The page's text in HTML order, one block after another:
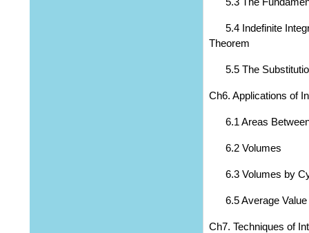
5.4 Indefinite
Theorem
5.5 The
Ch6. Applications of
6.1 Areas
6.2 Volumes
6.3 Volumes by
6.5 Average Value
Ch7. Techniques of